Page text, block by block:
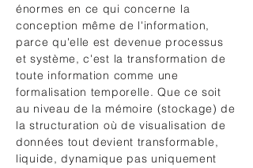
énormes en ce qui concerne la
conception même de l'information,
parce qu'elle est devenue processus
et système, c'est la transformation de
toute information comme une
formalisation temporelle. Que ce soit
au niveau de la mémoire (stockage) de
la structuration où de visualisation de
données tout devient transformable,
liquide, dynamique pas uniquement